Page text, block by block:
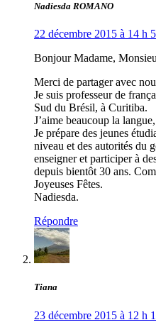
Nadiesda ROMANO
22 décembre 2015 à 14 h
Bonjour Madame,
Merci de partager avec
Je suis professeur de
Sud du Brésil, à Curitiba.
J’aime beaucoup la
Je prépare des jeunes
niveau et des autorités du
enseigner et participer à
depuis bientôt 30 ans.
Joyeuses Fêtes.
Nadiesda.
Répondre
Tiana
23 décembre 2015 à 12 h